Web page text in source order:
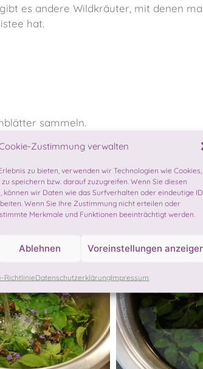
Zustimmung verwalten
zu bieten, verwenden wir Technologien wie Cookies,
speichern bzw. darauf zuzugreifen. Wenn Sie diesen
können wir Daten wie das Surfverhalten oder eindeutige
Wenn Sie Ihre Zustimmung nicht erteilen oder
Merkmale und Funktionen beeinträchtigt werden.
Ablehnen Voreinstellungen
RichtlinieDatenschutzerklärungImpressum
es andere Wildkräuter, mit denen
hat.
sammeln.
erkalten lassen.